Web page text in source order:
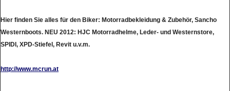
Hier finden Sie alles für den Biker: Motorradbekleidung & Zubehör, Sancho
Westernboots. NEU 2012: HJC Motorradhelme, Leder- und Westernstore,
SPIDI, XPD-Stiefel, Revit u.v.m.
http://www.mcrun.at